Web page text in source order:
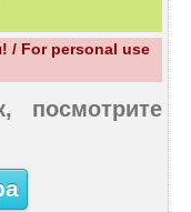
/ For personal use
посмотрите